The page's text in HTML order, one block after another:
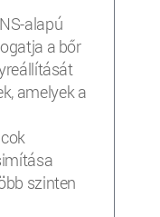
alapú
a bőr
amelyek a
szinten